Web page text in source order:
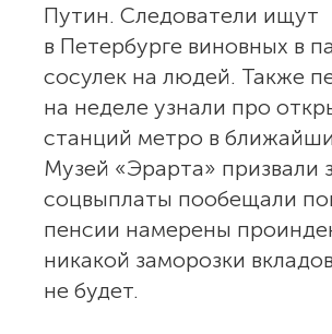
Путин. Следователи ищут
в Петербурге виновных в
сосулек на людей. Также
на неделе узнали про
станций метро в
Музей «Эрарта» призвали
соцвыплаты пообещали
пенсии намерены
никакой заморозки
не будет.